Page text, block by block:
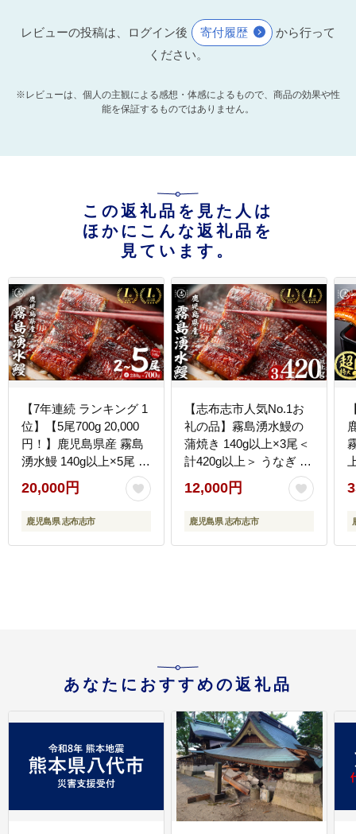
レビューの投稿は、ログイン後 寄付履歴
から行って
ください。
※レビューは、個人の主観による感想・体感によるもので、商品の効果や性
能を保証するものではありません。
この返礼品を見た人は
ほかにこんな返礼品を
見ています。
【7年連続 ランキング 1
位】【5尾700g 20,000
円！】鹿児島県産 霧島
湧水鰻 140g以上×5尾 国
産 蒲焼き ウナギ うなぎ
5尾 九州産 かばやき 冷
凍 うな重 ひつまぶし タ
b0-219-yy
20,000円
鹿児島県 志布志市
【志布志市人気No.1お
礼の品】霧島湧水鰻の
蒲焼き 140g以上×3尾＜
計420g以上＞ うなぎ 鰻
ウナギ 3尾 国産 九州産
蒲焼き かばやき 冷凍 う
な重 ひつまぶし タレ 山
133
12,000円
鹿児島県 志布志市
あなたにおすすめの返礼品